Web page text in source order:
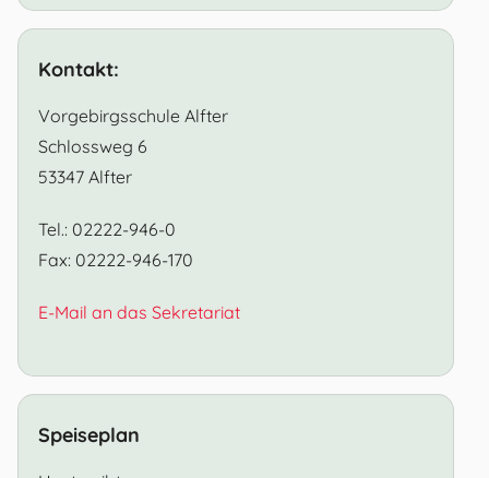
Kontakt:
Vorgebirgsschule Alfter
Schlossweg 6
53347 Alfter
Tel.: 02222-946-0
Fax: 02222-946-170
E-Mail an das Sekretariat
Speiseplan